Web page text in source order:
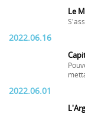
Le
2022.06.16
2022.06.01